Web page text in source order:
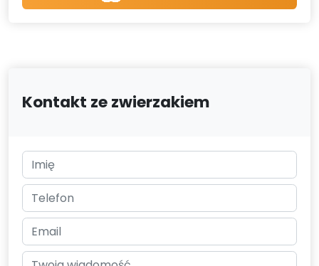
Kontakt ze zwierzakiem